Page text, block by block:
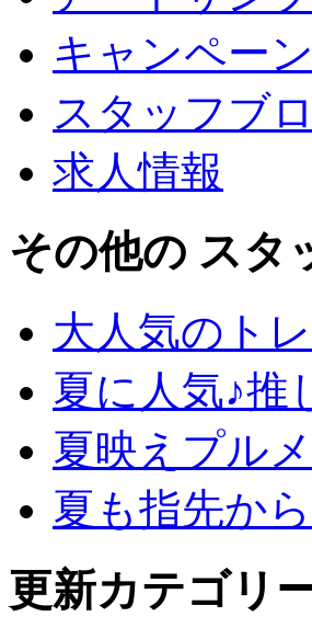
キャンペー
スタッフブ
求人情報
その他の スタ
大人気のト
夏に人気♪推
夏映えプル
夏も指先か
更新カテゴリ